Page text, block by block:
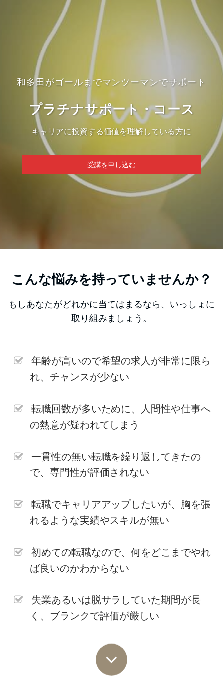
和多田がゴールまでマンツーマンでサポート
プラチナサポート・コース
キャリアに投資する価値を理解している方に
受講を申し込む
こんな悩みを持っていませんか？
もしあなたがどれかに当てはまるなら、いっしょに
取り組みましょう。
年齢が高いので希望の求人が非常に限ら
れ、チャンスが少ない
転職回数が多いために、人間性や仕事へ
の熱意が疑われてしまう
一貫性の無い転職を繰り返してきたの
で、専門性が評価されない
転職でキャリアアップしたいが、胸を張
れるような実績やスキルが無い
初めての転職なので、何をどこまでやれ
ば良いのかわからない
失業あるいは脱サラしていた期間が長
く、ブランクで評価が厳しい